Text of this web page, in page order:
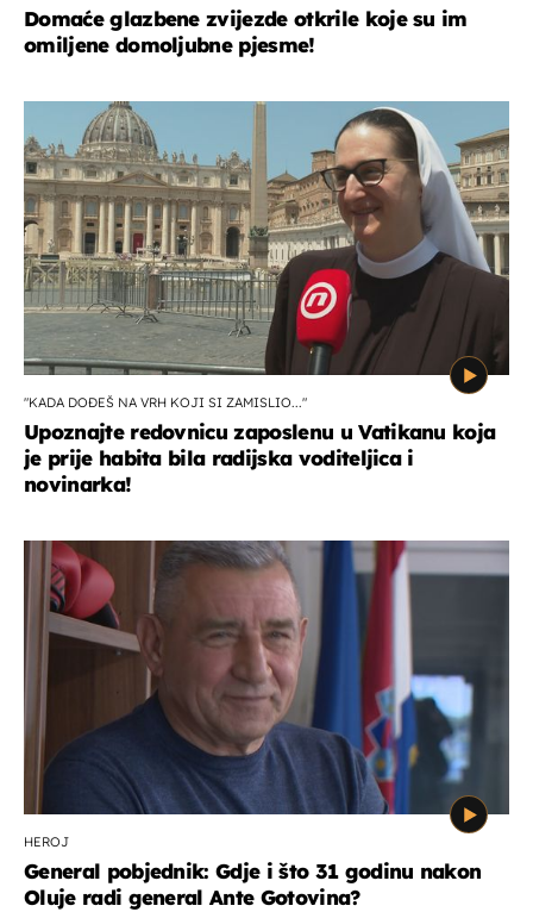
Domaće glazbene zvijezde otkrile koje su im
omiljene domoljubne pjesme!
"KADA DOĐEŠ NA VRH KOJI SI ZAMISLIO..."
Upoznajte redovnicu zaposlenu u Vatikanu koja
je prije habita bila radijska voditeljica i
novinarka!
HEROJ
General pobjednik: Gdje i što 31 godinu nakon
Oluje radi general Ante Gotovina?